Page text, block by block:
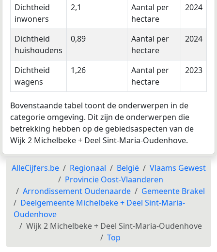
Dichtheid
inwoners
2,1
Aantal per
hectare
2024
Dichtheid
huishoudens
0,89
Aantal per
hectare
2024
Dichtheid
wagens
1,26
Aantal per
hectare
2023
Bovenstaande tabel toont de onderwerpen in de
categorie omgeving. Dit zijn de onderwerpen die
betrekking hebben op de gebiedsaspecten van de
Wijk 2 Michelbeke + Deel Sint-Maria-Oudenhove.
AlleCijfers.be Regionaal België
Vlaams Gewest
Provincie Oost-Vlaanderen
Arrondissement Oudenaarde
Gemeente Brakel
Deelgemeente Michelbeke + Deel Sint-Maria-
Oudenhove
Wijk 2 Michelbeke + Deel Sint-Maria-Oudenhove
Top